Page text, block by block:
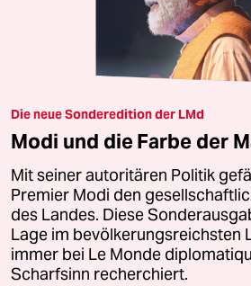
Die neue Sonderedition der LMd
Modi und die Farbe der
Mit seiner autoritären Politik
Premier Modi den
des Landes. Diese
Lage im bevölkerungsreichsten
immer bei Le Monde
Scharfsinn recherchiert.